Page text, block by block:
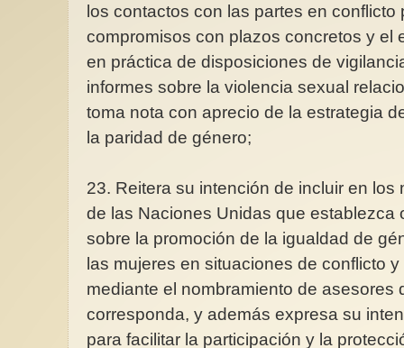
los contactos con las partes en conflicto
compromisos con plazos concretos y el
en práctica de disposiciones de
informes sobre la violencia sexual
toma nota con aprecio de la estrategia
la paridad de género;
23. Reitera su intención de incluir en
de las Naciones Unidas que establezca
sobre la promoción de la igualdad de
las mujeres en situaciones de conflicto
mediante el nombramiento de asesores
corresponda, y además expresa su
para facilitar la participación y la